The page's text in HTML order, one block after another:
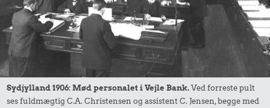
Sydjylland 1906: Mød personalet i Vejle Bank.Ved forreste pult
ses fuldmægtig C.A. Christensen og assistent C. Jensen, begge med